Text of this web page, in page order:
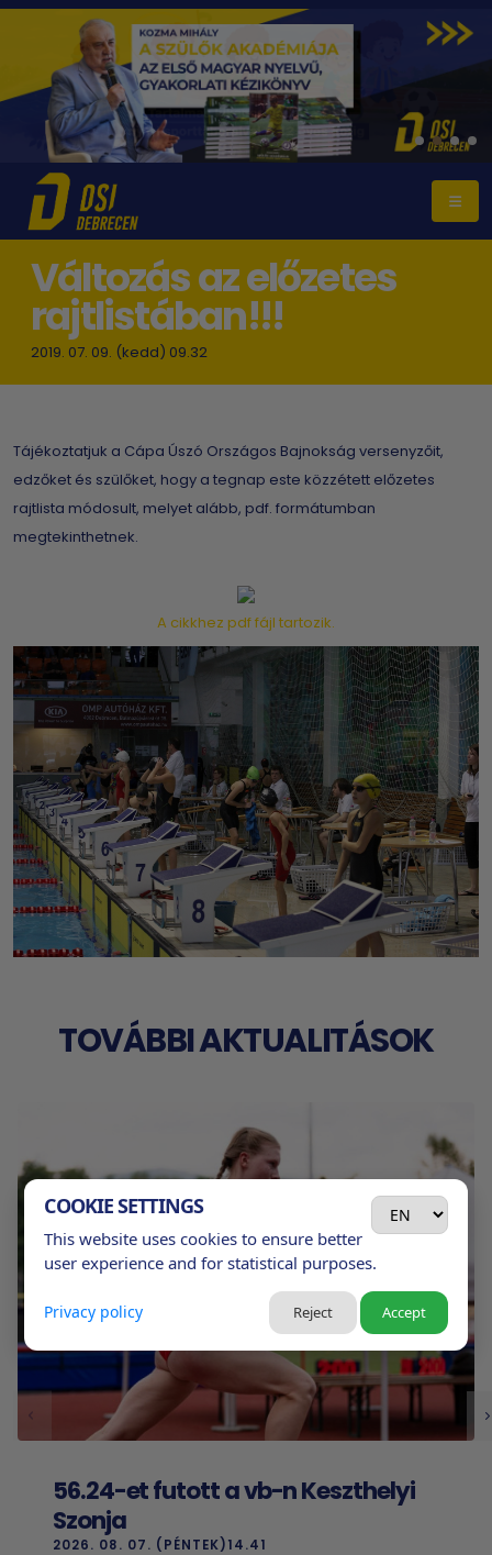
Változás az előzetes
rajtlistában!!!
2019. 07. 09. (kedd) 09.32
Tájékoztatjuk a Cápa Úszó Országos Bajnokság versenyzőit,
edzőket és szülőket, hogy a tegnap este közzétett előzetes
rajtlista módosult, melyet alább, pdf. formátumban
megtekinthetnek.
A cikkhez pdf fájl tartozik.
TOVÁBBI AKTUALITÁSOK
56.24-et futott a vb-n Keszthelyi
Szonja
2026. 08. 07. (PÉNTEK)14.41
COOKIE SETTINGS
This website uses cookies to ensure better
user experience and for statistical purposes.
Privacy policy Reject Accept